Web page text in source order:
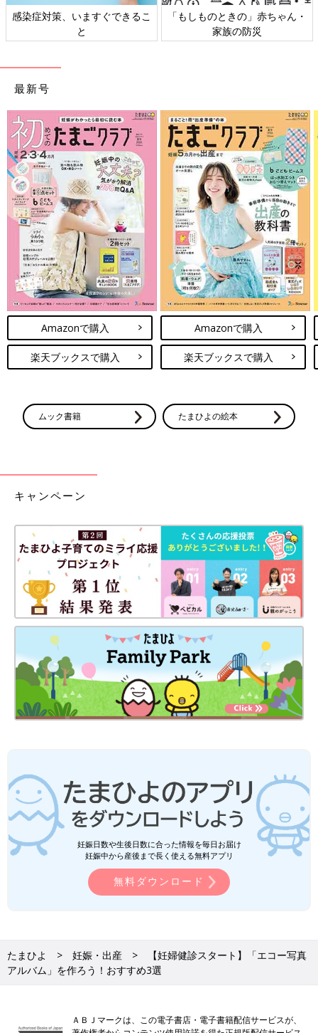
シンプルながら、箔押しの文字がさり気なく入った表紙が上品な
マタニティアルバム。
ハードカバー・全40ページ、リング綴じ、本体/225×205×20mm
アルバムページに日記スペースも用意されているので、エコー写
真を受け取った日の気持ちを綴って残すことができます。エコー
中面はページごとに異なるかわいらしいデザイン。命名ページに
は名前の由来を書く欄があるなど、コンテンツページも充実。い
つか子どもにも見せてあげたくなる、充実のマタニティアルバム
です。
Amazonで見る
楽天で見る
エコー写真が絵本に～10ツキ10カものがたり はらぺこ
あおむし
たんじょうものがたり 【10ツキ10カものがたりwithはらぺこあ
おむし】
Amazonで見る
こちらは少し変わったマタニティアルバム。エコー写真が6枚
あおむしが美しい蝶になって羽ばたいていく成長の物語は、”白
い豆粒”のようだった姿から、だんだん赤ちゃんらしい姿になっ
ていく、おなかの赤ちゃんの成長変化にもぴったり。読み聞かせ
絵本として赤ちゃんに見せてあげてもいいですね。
エコー写真欄は6枚だけなので、他のアルバムのように妊娠中に
少しずつ入れていく、というよりは、妊娠期間が終わってから、
エコー写真を整理しながら入れるほうが作りやすいかも。
Amazonで見る
感染症対策、いますぐできるこ
と
「もしものときの」赤ちゃん・
家族の防災
最新号
Amazonで購入
楽天ブックスで購入
Amazonで購入
楽天ブックスで購入
ムック書籍 たまひよの絵本
キャンペーン
妊娠日数や生後日数に合った情報を毎日お届け
妊娠中から産後まで長く使える無料アプリ
無料ダウンロード
たまひよ 妊娠・出産
【妊婦健診スタート】「エコー写真
アルバム」を作ろう！おすすめ3選
ＡＢＪマークは、この電子書店・電子書籍配信サービスが、